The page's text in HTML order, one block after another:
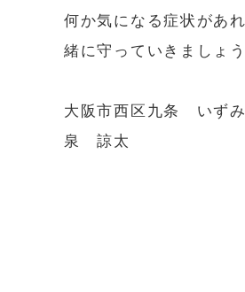
何か気になる症状があ
緒に守っていきましょう
大阪市西区九条 いず
泉 諒太